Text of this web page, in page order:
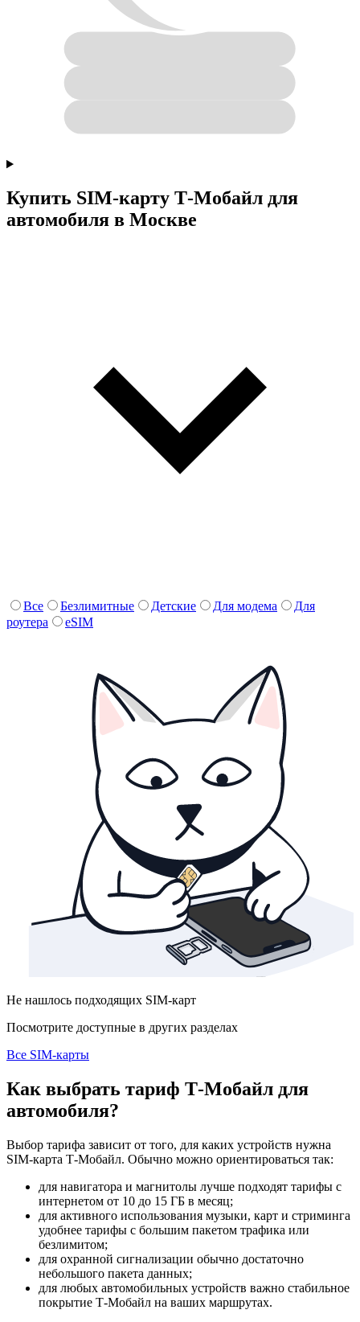
Купить SIM-карту Т‑Мобайл для
автомобиля в Москве
Все Безлимитные Детские Для модема
Для
роутера
eSIM
Не нашлось подходящих SIM-карт
Посмотрите доступные в других разделах
Все SIM-карты
Как выбрать тариф Т‑Мобайл для
автомобиля?
Выбор тарифа зависит от того, для каких устройств нужна
SIM-карта Т‑Мобайл. Обычно можно ориентироваться так:
для навигатора и магнитолы лучше подходят тарифы с
интернетом от 10 до 15 ГБ в месяц;
для активного использования музыки, карт и стриминга
удобнее тарифы с большим пакетом трафика или
безлимитом;
для охранной сигнализации обычно достаточно
небольшого пакета данных;
для любых автомобильных устройств важно стабильное
покрытие Т‑Мобайл на ваших маршрутах.